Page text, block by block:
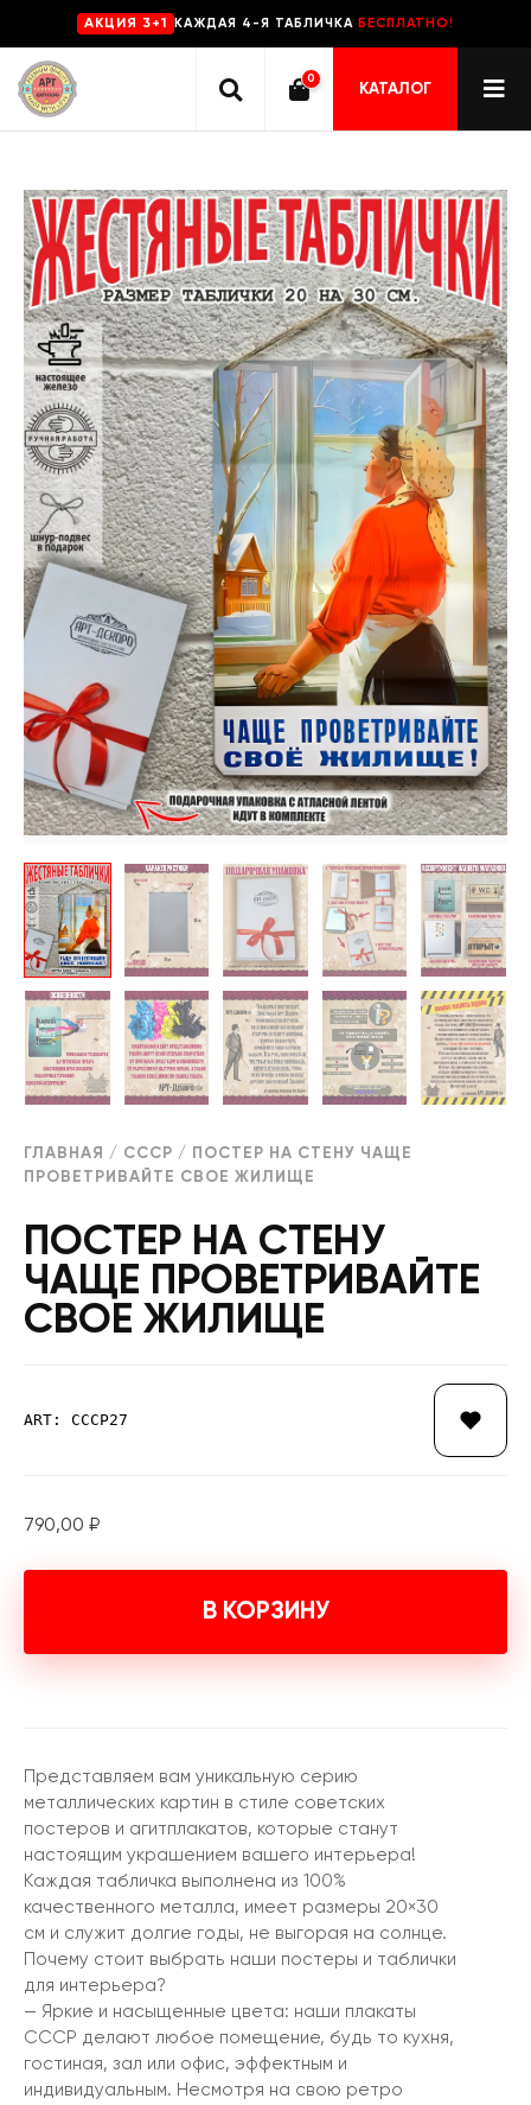
AKЦИЯ 3+1 КАЖДАЯ 4-Я ТАБЛИЧКА БЕСПЛАТНО!
0
КАТАЛОГ
ГЛАВНАЯ / СССР / ПОСТЕР НА СТЕНУ ЧАЩЕ
ПРОВЕТРИВАЙТЕ СВОЕ ЖИЛИЩЕ
ПОСТЕР НА СТЕНУ
ЧАЩЕ ПРОВЕТРИВАЙТЕ
СВОЕ ЖИЛИЩЕ
ART: СССР27
790,00 ₽
В КОРЗИНУ
Представляем вам уникальную серию
металлических картин в стиле советских
постеров и агитплакатов, которые станут
настоящим украшением вашего интерьера!
Каждая табличка выполнена из 100%
качественного металла, имеет размеры 20×30
см и служит долгие годы, не выгорая на солнце.
Почему стоит выбрать наши постеры и таблички
для интерьера?
— Яркие и насыщенные цвета: наши плакаты
СССР делают любое помещение, будь то кухня,
гостиная, зал или офис, эффектным и
индивидуальным. Несмотря на свою ретро